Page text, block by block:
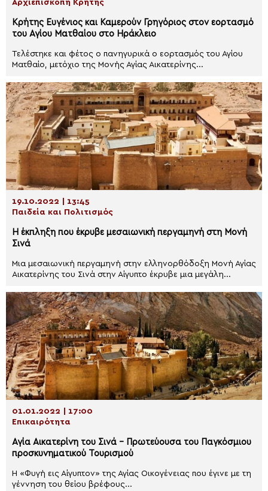
Αρχιεπισκοπή Κρήτης
Κρήτης Ευγένιος και Καμερούν Γρηγόριος στον εορτασμό
του Αγίου Ματθαίου στο Ηράκλειο
Tελέστηκε και φέτος ο πανηγυρικά ο εορτασμός του Αγίου
Ματθαίο, μετόχιο της Μονής Αγίας Αικατερίνης...
19.10.2022 | 13:45
Παιδεία και Πολιτισμός
Η έκπληξη που έκρυβε μεσαιωνική περγαμηνή στη Μονή
Σινά
Μια μεσαιωνική περγαμηνή στην ελληνορθόδοξη Μονή Αγίας
Αικατερίνης του Σινά στην Αίγυπτο έκρυβε μια μεγάλη...
01.01.2022 | 17:00
Επικαιρότητα
Αγία Αικατερίνη του Σινά – Πρωτεύουσα του Παγκόσμιου
προσκυνηματικού Τουρισμού
Η «Φυγή εις Αίγυπτον» της Αγίας Οικογένειας που έγινε με τη
γέννηση του θείου βρέφους...